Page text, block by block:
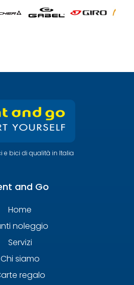
e bici di qualità in Italia
and Go
Home
noleggio
Servizi
Chi siamo
regalo